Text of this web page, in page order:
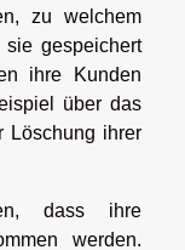
zu welchem
gespeichert
ihre Kunden
über das
Löschung ihrer
dass ihre
werden.